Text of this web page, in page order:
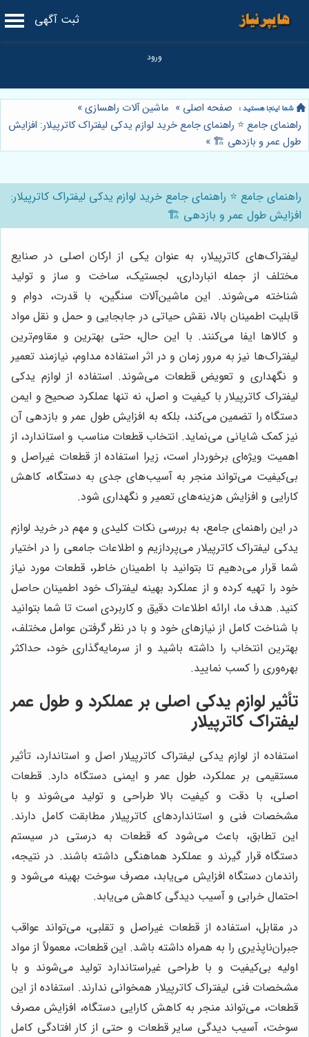
ثبت آگهی
صفحه اصلی » ماشین آلات راهسازی»
راهنمای جامع ⭐️ راهنمای جامع خرید لوازم یدکی لیفتراک کاترپیلار: افزایش
طول عمر و بازدهی 🏗️ »
راهنمای جامع ⭐️ راهنمای جامع خرید لوازم یدکی لیفتراک کاترپیلار:
افزایش طول عمر و بازدهی 🏗️
لیفتراک‌های کاترپیلار، به عنوان یکی از ارکان اصلی در صنایع
مختلف از جمله انبارداری، لجستیک، ساخت و ساز و تولید
شناخته می‌شوند. این ماشین‌آلات سنگین، با قدرت، دوام و
قابلیت اطمینان بالا، نقش حیاتی در جابجایی و حمل و نقل مواد
و کالاها ایفا می‌کنند. با این حال، حتی بهترین و مقاوم‌ترین
لیفتراک‌ها نیز به مرور زمان و در اثر استفاده مداوم، نیازمند تعمیر
و نگهداری و تعویض قطعات می‌شوند. استفاده از لوازم یدکی
لیفتراک کاترپیلار با کیفیت و اصل، نه تنها عملکرد صحیح و ایمن
دستگاه را تضمین می‌کند، بلکه به افزایش طول عمر و بازدهی آن
نیز کمک شایانی می‌نماید. انتخاب قطعات مناسب و استاندارد، از
اهمیت ویژه‌ای برخوردار است، زیرا استفاده از قطعات غیراصل و
بی‌کیفیت می‌تواند منجر به آسیب‌های جدی به دستگاه، کاهش
کارایی و افزایش هزینه‌های تعمیر و نگهداری شود.
در این راهنمای جامع، به بررسی نکات کلیدی و مهم در خرید لوازم
یدکی لیفتراک کاترپیلار می‌پردازیم و اطلاعات جامعی را در اختیار
شما قرار می‌دهیم تا بتوانید با اطمینان خاطر، قطعات مورد نیاز
خود را تهیه کرده و از عملکرد بهینه لیفتراک خود اطمینان حاصل
کنید. هدف ما، ارائه اطلاعات دقیق و کاربردی است تا شما بتوانید
با شناخت کامل از نیازهای خود و با در نظر گرفتن عوامل مختلف،
بهترین انتخاب را داشته باشید و از سرمایه‌گذاری خود، حداکثر
بهره‌وری را کسب نمایید.
تأثیر لوازم یدکی اصلی بر عملکرد و طول عمر
لیفتراک کاترپیلار
استفاده از لوازم یدکی لیفتراک کاترپیلار اصل و استاندارد، تأثیر
مستقیمی بر عملکرد، طول عمر و ایمنی دستگاه دارد. قطعات
اصلی، با دقت و کیفیت بالا طراحی و تولید می‌شوند و با
مشخصات فنی و استانداردهای کاترپیلار مطابقت کامل دارند.
این تطابق، باعث می‌شود که قطعات به درستی در سیستم
دستگاه قرار گیرند و عملکرد هماهنگی داشته باشند. در نتیجه،
راندمان دستگاه افزایش می‌یابد، مصرف سوخت بهینه می‌شود و
احتمال خرابی و آسیب دیدگی کاهش می‌یابد.
در مقابل، استفاده از قطعات غیراصل و تقلبی، می‌تواند عواقب
جبران‌ناپذیری را به همراه داشته باشد. این قطعات، معمولاً از مواد
اولیه بی‌کیفیت و با طراحی غیراستاندارد تولید می‌شوند و با
مشخصات فنی لیفتراک کاترپیلار همخوانی ندارند. استفاده از این
قطعات، می‌تواند منجر به کاهش کارایی دستگاه، افزایش مصرف
سوخت، آسیب دیدگی سایر قطعات و حتی از کار افتادگی کامل